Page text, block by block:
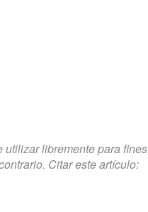
libremente para fines
Citar este artículo: